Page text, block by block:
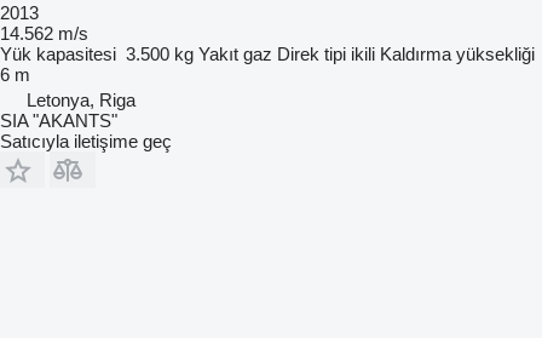
2013
14.562 m/s
Yük kapasitesi 3.500 kg Yakıt gaz Direk tipi ikili Kaldırma yüksekliği
6 m
Letonya, Riga
SIA "AKANTS"
Satıcıyla iletişime geç